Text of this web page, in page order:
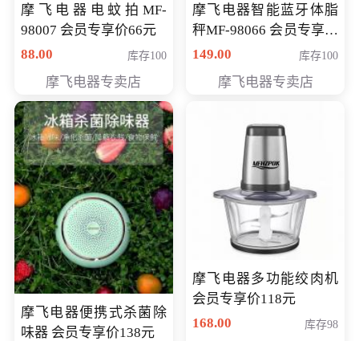
摩飞电器电蚊拍MF-
98007 会员专享价66元
88.00
库存100
摩飞电器专卖店
摩飞电器智能蓝牙体脂
秤MF-98066 会员专享价
98元
149.00 库存100
摩飞电器专卖店
摩飞电器便携式杀菌除
味器 会员专享价138元
摩飞电器多功能绞肉机
会员专享价118元
168.00
库存98